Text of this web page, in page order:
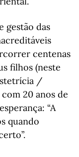
gestão das
centenas
filhos (neste
/
20 anos de
“A
quando